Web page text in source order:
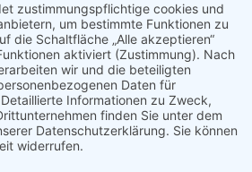
Mail, Telefon oder Telefax
Anfrage inklusive aller
personenbezogenen
zum Zwecke der
bei uns gespeichert
Daten geben wir nicht ohne